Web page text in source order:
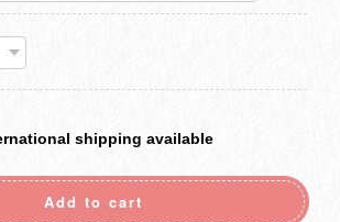
shipping available
Add to cart